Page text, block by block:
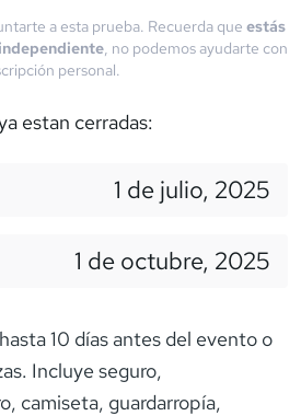
a esta prueba. Recuerda que estás
, no podemos ayudarte con
personal.
estan cerradas:
1 de julio, 2025
1 de octubre, 2025
10 días antes del evento o
Incluye seguro,
camiseta, guardarropía,